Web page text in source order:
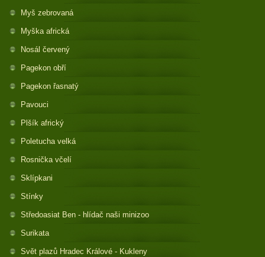
Myš zebrovaná
Myška africká
Nosál červený
Pagekon obří
Pagekon řasnatý
Pavouci
Plšík africký
Poletucha velká
Rosnička včelí
Sklípkani
Stínky
Středoasiat Ben - hlídač naši minizoo
Surikata
Svět plazů Hradec Králové - Kukleny